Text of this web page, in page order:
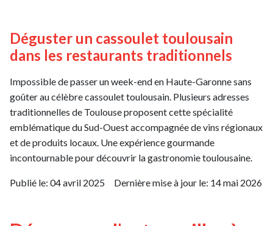
Déguster un cassoulet toulousain
dans les restaurants traditionnels
Impossible de passer un week-end en Haute-Garonne sans
goûter au célèbre cassoulet toulousain. Plusieurs adresses
traditionnelles de Toulouse proposent cette spécialité
emblématique du Sud-Ouest accompagnée de vins régionaux
et de produits locaux. Une expérience gourmande
incontournable pour découvrir la gastronomie toulousaine.
Publié le: 04 avril 2025 Dernière mise à jour le: 14 mai 2026